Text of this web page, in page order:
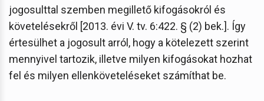
jogosulttal szemben megillető kifogásokról és
követelésekről [2013. évi V. tv. 6:422. § (2) bek.]. Így
értesülhet a jogosult arról, hogy a kötelezett szerint
mennyivel tartozik, illetve milyen kifogásokat hozhat
fel és milyen ellenköveteléseket számíthat be.